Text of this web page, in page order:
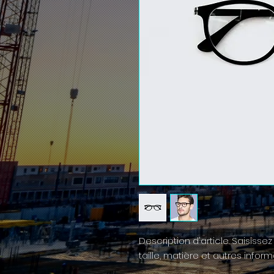
Description d'article.
taille, matière et autres